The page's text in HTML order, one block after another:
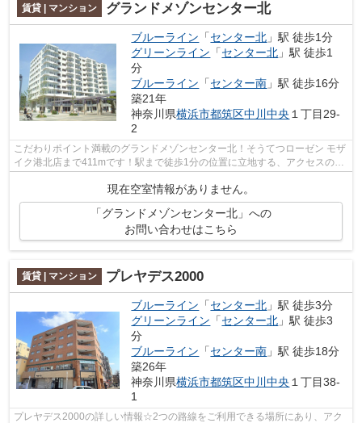
賃貸 | マンション グランドメゾンセンター北
ブルーライン 「センター北 」駅 徒歩1分
グリーンライン 「センター北 」駅 徒歩1
分
ブルーライン 「センター南 」駅 徒歩16分
築21年
神奈川県横浜市都筑区中川中央 １丁目29-
2
こだわりポイント満載のグランドメゾンセンター北！そうてつローゼン モザ
イク港北店まで411mです！駅まで徒歩1分の位置に立地する、アクセスの良
現在空室情報がありません。
「グランドメゾンセンター北」への
お問い合わせはこちら
賃貸 | マンション プレヤデス2000
ブルーライン 「センター北 」駅 徒歩3分
グリーンライン 「センター北 」駅 徒歩3
分
ブルーライン 「センター南 」駅 徒歩18分
築26年
神奈川県横浜市都筑区中川中央 １丁目38-
1
プレヤデス2000の詳しい情報☆2つの路線をご利用できる場所にあり、アク